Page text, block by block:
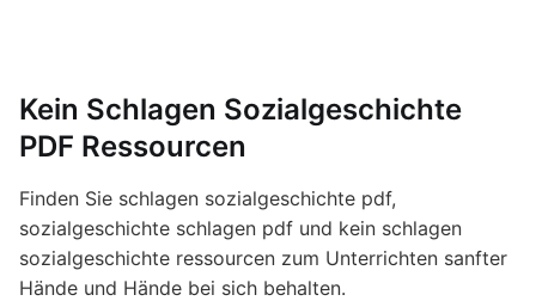
Kein Schlagen Sozialgeschichte
PDF Ressourcen
Finden Sie schlagen sozialgeschichte pdf,
sozialgeschichte schlagen pdf und kein schlagen
sozialgeschichte ressourcen zum Unterrichten sanfter
Hände und Hände bei sich behalten.